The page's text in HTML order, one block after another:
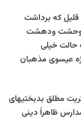
که برداشت
وحشت ودهشت
حالت خیلی
عیسوی مذهبان
مطلق بدبختیهای
ظاهراً دینی